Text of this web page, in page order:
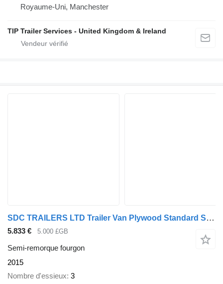
Royaume-Uni, Manchester
TIP Trailer Services - United Kingdom & Ireland
SDC TRAILERS LTD Trailer Van Plywood Standard Straight
5.833 € 5.000 £GB
Semi-remorque fourgon
2015
Nombre d'essieux 3